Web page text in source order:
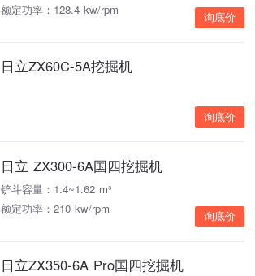
额定功率：128.4 kw/rpm
询底价
日立ZX60C-5A挖掘机
询底价
日立 ZX300-6A国四挖掘机
铲斗容量：1.4~1.62 m³
额定功率：210 kw/rpm
询底价
日立ZX350-6A Pro国四挖掘机